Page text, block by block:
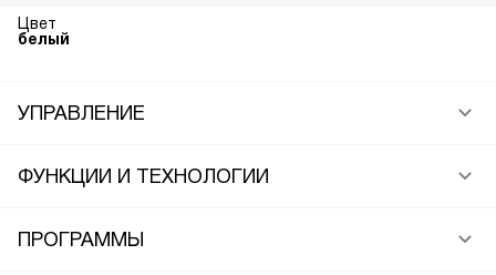
Цвет
белый
УПРАВЛЕНИЕ
ФУНКЦИИ И ТЕХНОЛОГИИ
ПРОГРАММЫ